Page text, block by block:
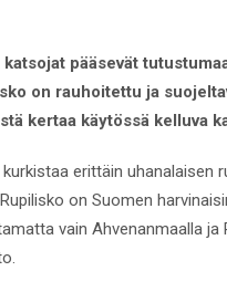
pääsevät
on rauhoitettu ja
kertaa käytössä kelluva
erittäin uhanalaisen
on Suomen
vain Ahvenanmaalla ja